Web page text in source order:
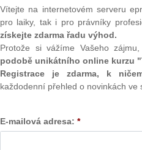
Brně zpravidla tvořeny tak, že
o dalších 10 % za platbu
ceny domu za předem schválené
ve výši neuvěřitelných 70 %
deníků mají rádi čísla -
jen v případě aktuálně
tedy cca 1000 obyvatel) o 320
částkou 900 000 Kč. Byt
000 Kč, což znamená, že
celků částkou 850 Kč na
Vítejte na internetovém serveru
pro laiky, tak i pro právníky
získejte zdarma řadu výhod.
Protože si vážíme Vašeho
podobě unikátního online kurzu
Registrace je zdarma, k
každodenní přehled o novinkách ve
E-mailová adresa: *